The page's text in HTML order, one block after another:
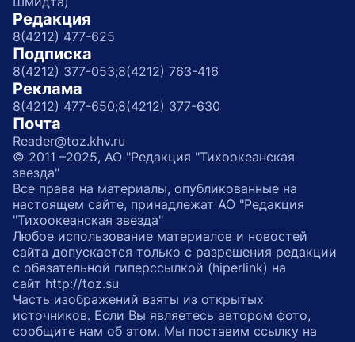
Редакция
8(4212) 477-625
Подписка
8(4212) 377-053;8(4212) 763-416
Реклама
8(4212) 477-650;8(4212) 377-630
Почта
Reader@toz.khv.ru
© 2011 –2025, АО "Редакция "Тихоокеанская
звезда"
Все права на материалы, опубликованные на
настоящем сайте, принадлежат АО "Редакция
"Тихоокеанская звезда"
Любое использование материалов и новостей
сайта допускается только с разрешения редакции
с обязательной гиперссылкой (hiperlink) на
сайт http://toz.su
Часть изображений взяты из открытых
источников. Если Вы являетесь автором фото,
сообщите нам об этом. Мы поставим ссылку на